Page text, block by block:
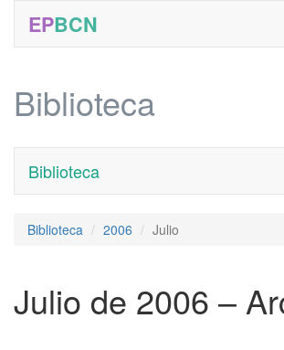
EPBCN
Biblioteca
Biblioteca
Biblioteca 2006 Julio
Julio de 2006 –